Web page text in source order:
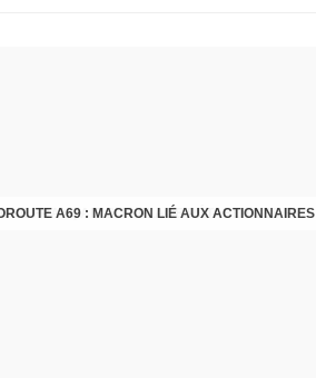
A69 : MACRON LIÉ AUX ACTIONNAIRES
CRISE MIGRATOIRE À CEUTA : UN JEUNE FRANÇAIS SUR PLACE RÉTABLIT LES FAITS ! - RAPHAËL AYMA